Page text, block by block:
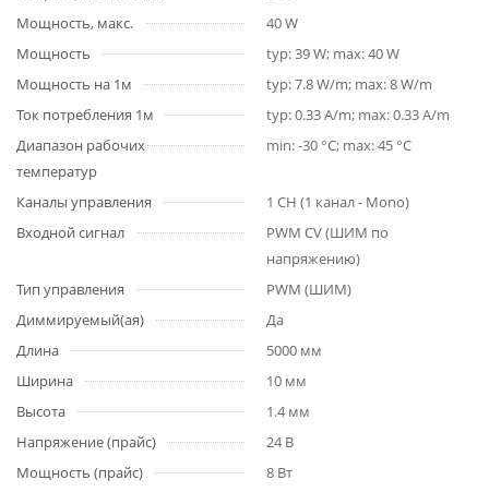
Мощность, макс.
40 W
Мощность
typ: 39 W; max: 40 W
Мощность на 1м
typ: 7.8 W/m; max: 8 W/m
Ток потребления 1м
typ: 0.33 A/m; max: 0.33 A/m
Диапазон рабочих
температур
min: -30 °C; max: 45 °C
Каналы управления
1 CH (1 канал - Mono)
Входной сигнал
PWM СV (ШИМ по
напряжению)
Тип управления
PWM (ШИМ)
Диммируемый(ая)
Да
Длина
5000 мм
Ширина
10 мм
Высота
1.4 мм
Напряжение (прайс)
24 В
Мощность (прайс)
8 Вт